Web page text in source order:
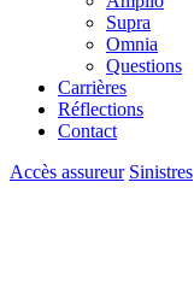
Supra
Omnia
Questions
Carrières
Réflections
Contact
Accès assureur Sinistres